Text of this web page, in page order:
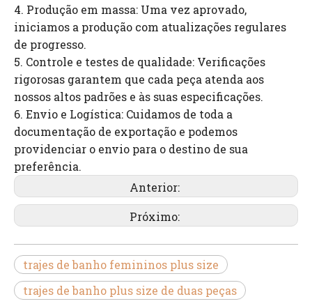
4. Produção em massa: Uma vez aprovado,
iniciamos a produção com atualizações regulares
de progresso.
5. Controle e testes de qualidade: Verificações
rigorosas garantem que cada peça atenda aos
nossos altos padrões e às suas especificações.
6. Envio e Logística: Cuidamos de toda a
documentação de exportação e podemos
providenciar o envio para o destino de sua
preferência.
Anterior:
Próximo:
trajes de banho femininos plus size
trajes de banho plus size de duas peças